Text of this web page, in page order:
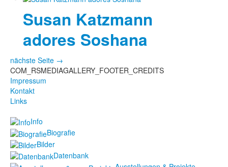
Susan Katzmann
adores Soshana
nächste Seite →
COM_RSMEDIAGALLERY_FOOTER_CREDITS
Impressum
Kontakt
Links
Info
Biografie
Bilder
Datenbank